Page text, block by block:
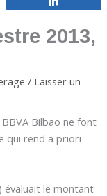
2013,
/ Laisser un
Bilbao ne font
qui rend a priori
évaluait le montant